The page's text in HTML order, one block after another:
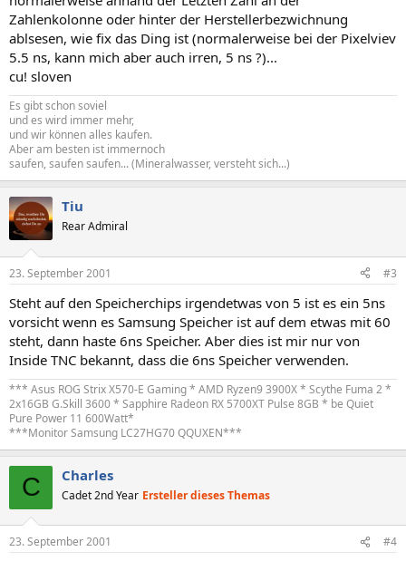
Zahlenkolonne oder hinter der Herstellerbezwichnung
ablsesen, wie fix das Ding ist (normalerweise bei der Pixelviev
5.5 ns, kann mich aber auch irren, 5 ns ?)...
cu! sloven
Es gibt schon soviel
und es wird immer mehr,
und wir können alles kaufen.
Aber am besten ist immernoch
saufen, saufen saufen... (Mineralwasser, versteht sich...)
Tiu
Rear Admiral
23. September 2001 #3
Steht auf den Speicherchips irgendetwas von 5 ist es ein 5ns
vorsicht wenn es Samsung Speicher ist auf dem etwas mit 60
steht, dann haste 6ns Speicher. Aber dies ist mir nur von
Inside TNC bekannt, dass die 6ns Speicher verwenden.
*** Asus ROG Strix X570-E Gaming * AMD Ryzen9 3900X * Scythe Fuma 2 *
2x16GB G.Skill 3600 * Sapphire Radeon RX 5700XT Pulse 8GB * be Quiet
Pure Power 11 600Watt*
***Monitor Samsung LC27HG70 QQUXEN***
C Charles
Cadet 2nd Year Ersteller dieses Themas
23. September 2001 #4